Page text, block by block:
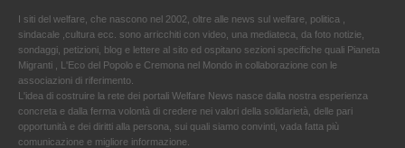
I siti del welfare, che nascono nel 2002, oltre alle news sul welfare, politica ,
sindacale ,cultura ecc. sono arricchiti con video, una mediateca, da foto notizie,
sondaggi, petizioni, blog e lettere al sito ed ospitano sezioni specifiche quali Pianeta
Migranti , L'Eco del Popolo e Cremona nel Mondo in collaborazione con le
associazioni di riferimento.
L'idea di costruire la rete dei portali Welfare News nasce dalla nostra esperienza
concreta e dalla ferma volontà di credere nei valori della solidarietà, delle pari
opportunità e dei diritti alla persona, sui quali siamo convinti, vada fatta più
comunicazione e migliore informazione.